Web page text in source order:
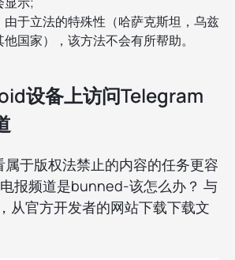
由于立法的特殊性（哈萨克斯坦，乌兹
国家），该方法不会有所帮助。
设备上访问Telegram
于版权法禁止的内容的任务更容
报频道是bunned-该怎么办？ 与
从官方开发者的网站下载下载文